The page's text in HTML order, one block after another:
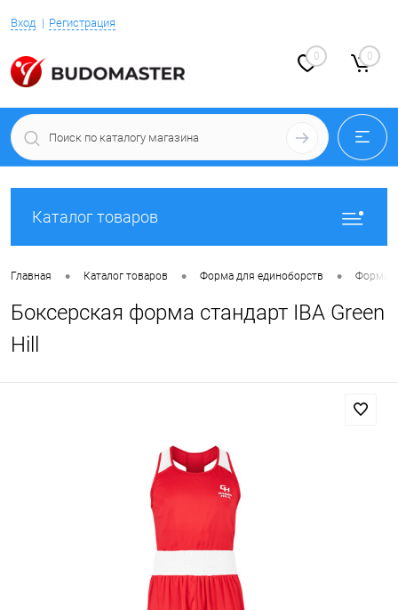
Вход Регистрация
0 0
Каталог товаров
Главная • Каталог товаров • Форма для единоборств • Форма
Боксерская форма стандарт IBA Green
Hill